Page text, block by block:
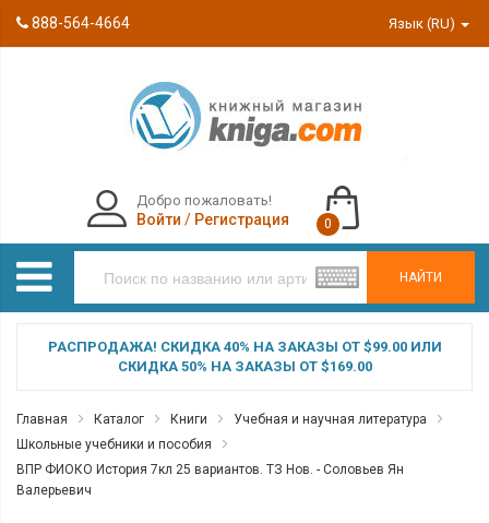
888-564-4664 Язык (RU)
НАЙТИ
Добро пожаловать!
Войти / Регистрация 0
РАСПРОДАЖА! СКИДКА 40% НА ЗАКАЗЫ ОТ $99.00 ИЛИ
СКИДКА 50% НА ЗАКАЗЫ ОТ $169.00
Главная Каталог Книги
Учебная и научная литература
Школьные учебники и пособия
ВПР ФИОКО История 7кл 25 вариантов. ТЗ Нов. - Соловьев Ян
Валерьевич